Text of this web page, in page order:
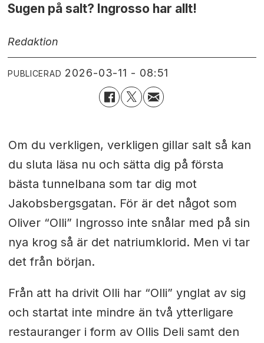
Sugen på salt? Ingrosso har allt!
Redaktion
PUBLICERAD 2026-03-11 - 08:51
Om du verkligen, verkligen gillar salt så kan
du sluta läsa nu och sätta dig på första
bästa tunnelbana som tar dig mot
Jakobsbergsgatan. För är det något som
Oliver “Olli” Ingrosso inte snålar med på sin
nya krog så är det natriumklorid. Men vi tar
det från början.
Från att ha drivit Olli har “Olli” ynglat av sig
och startat inte mindre än två ytterligare
restauranger i form av Ollis Deli samt den